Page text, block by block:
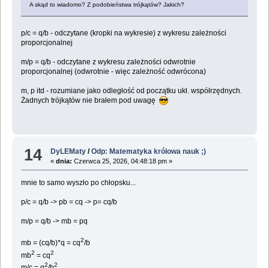
A skąd to wiadomo? Z podobieństwa trójkątów? Jakich?
p/c = q/b - odczytane (kropki na wykresie) z wykresu zależności
proporcjonalnej
m/p = q/b - odczytane z wykresu zależności odwrotnie
proporcjonalnej (odwrotnie - więc zależność odwrócona)
m, p itd - rozumiane jako odległość od początku ukł. współrzędnych.
Żadnych trójkątów nie brałem pod uwagę
14 DyLEMaty /Odp: Matematyka królowa nauk ;)
«dnia: Czerwca 25, 2026, 04:48:18 pm »
mnie to samo wyszło po chłopsku...
p/c = q/b -> pb = cq -> p= cq/b
m/p = q/b -> mb = pq
mb = (cq/b)*q = cq2/b
mb2 = cq2
2 2